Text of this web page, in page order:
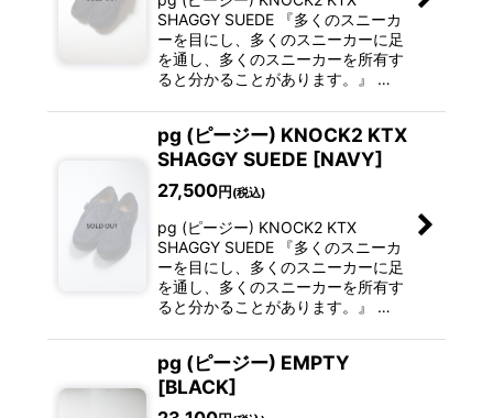
SHAGGY SUEDE 『多くのスニーカ
ーを目にし、多くのスニーカーに足
を通し、多くのスニーカーを所有す
ると分かることがあります。』 …
pg (ピージー) KNOCK2 KTX
SHAGGY SUEDE [NAVY]
27,500円 (税込)
pg (ピージー) KNOCK2 KTX
SHAGGY SUEDE 『多くのスニーカ
ーを目にし、多くのスニーカーに足
を通し、多くのスニーカーを所有す
ると分かることがあります。』 …
pg (ピージー) EMPTY
[BLACK]